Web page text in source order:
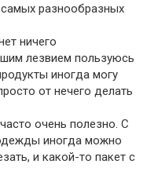
разнообразных
ничего
лезвием пользуюсь
иногда могу
от нечего делать
очень полезно. С
иногда можно
и какой-то пакет с